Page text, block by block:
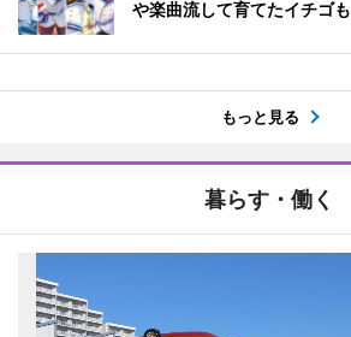
や楽曲流して育てたイチゴも
もっと見る
暮らす・働く